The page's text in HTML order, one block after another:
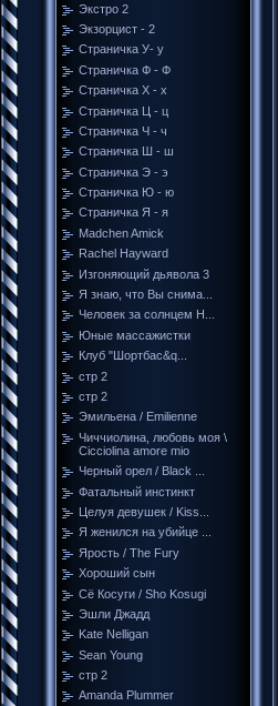
Экстро 2
Экзорцист - 2
Страничка У- у
Страничка Ф - Ф
Страничка Х - х
Страничка Ц - ц
Страничка Ч - ч
Страничка Ш - ш
Страничка Э - э
Страничка Ю - ю
Страничка Я - я
Madchen Amick
Rachel Hayward
Изгоняющий дьявола 3
Я знаю, что Вы снима...
Человек за солнцем H...
Юные массажистки
Клуб "Шортбас&q...
стр 2
стр 2
Эмильена / Emilienne
Чиччиолина, любовь моя \
Cicciolina amore mio
Черный орел / Black ...
Фатальный инстинкт
Целуя девушек / Kiss...
Я женился на убийце ...
Ярость / The Fury
Хороший сын
Сё Косуги / Sho Kosugi
Эшли Джадд
Kate Nelligan
Sean Young
стр 2
Amanda Plummer